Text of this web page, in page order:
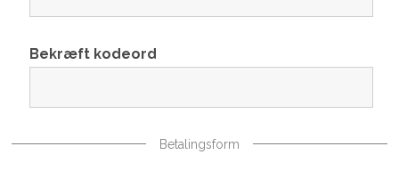
Bekræft kodeord
Betalingsform